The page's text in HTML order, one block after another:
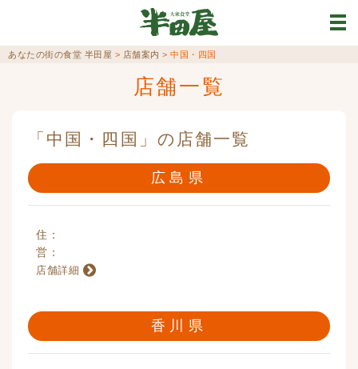
あなたの街の食堂 半田屋 > 店舗案内 > 中国・四国
店舗一覧
「中国・四国」の店舗一覧
広島県
香川県